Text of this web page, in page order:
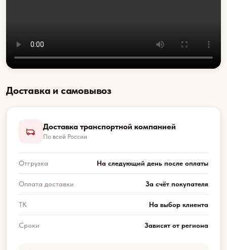
Доставка и самовывоз
Доставка транспортной компанией
По всей России
Отгрузка На следующий день после оплаты
Оплата доставки За счёт покупателя
ТК На выбор клиента
Сроки Зависят от региона